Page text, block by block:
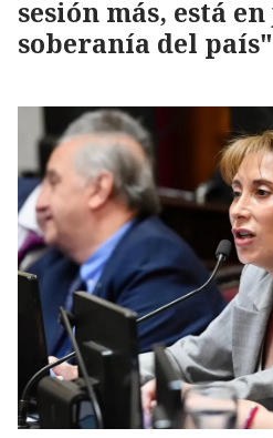
sesión más, está
soberanía del país"